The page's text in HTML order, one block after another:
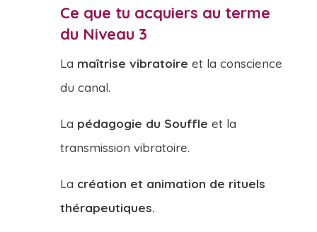
Ce que tu acquiers au terme
du Niveau 3
La maîtrise vibratoire et la conscience
du canal.
La pédagogie du Souffle et la
transmission vibratoire.
La création et animation de rituels
thérapeutiques.